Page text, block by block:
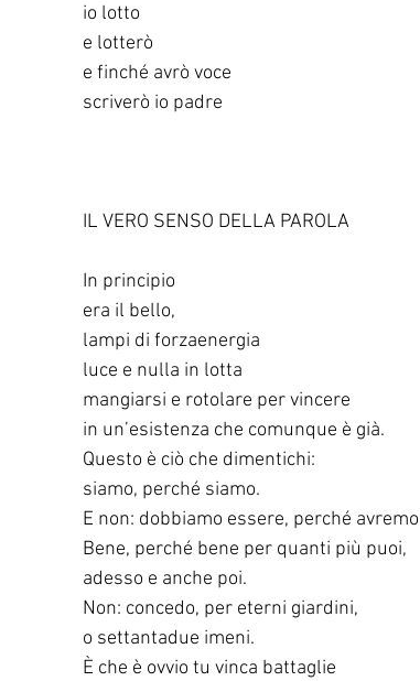
io lotto
e lotterò
e finché avrò voce
scriverò io padre
IL VERO SENSO DELLA PAROLA
In principio
era il bello,
lampi di forzaenergia
luce e nulla in lotta
mangiarsi e rotolare per vincere
in un’esistenza che comunque è già.
Questo è ciò che dimentichi:
siamo, perché siamo.
E non: dobbiamo essere, perché
Bene, perché bene per quanti più puoi,
adesso e anche poi.
Non: concedo, per eterni giardini,
o settantadue imeni.
È che è ovvio tu vinca battaglie